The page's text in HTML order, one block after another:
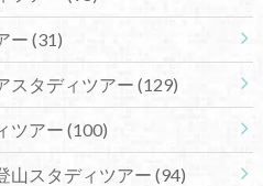
ー (31)
スタディツアー (129)
ツアー (100)
山スタディツアー (94)